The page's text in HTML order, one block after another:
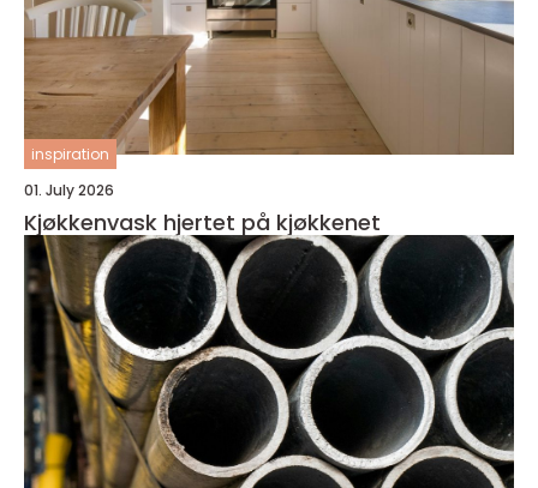
inspiration
01. July 2026
Kjøkkenvask hjertet på kjøkkenet